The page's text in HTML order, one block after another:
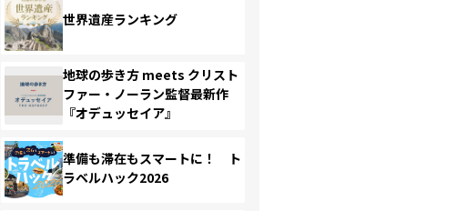
世界遺産ランキング
地球の歩き方 meets クリスト
ファー・ノーラン監督最新作
『オデュッセイア』
準備も滞在もスマートに！ ト
ラベルハック2026